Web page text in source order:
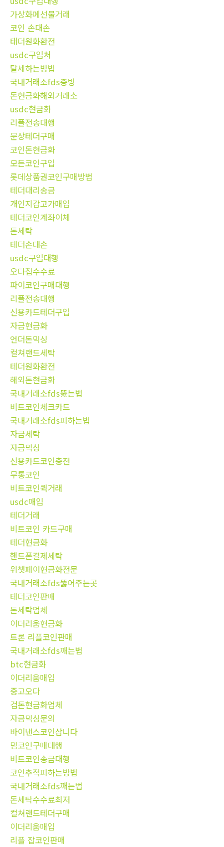
가상화폐선물거래
코인 손대손
태더원화환전
usdc구입처
탈세하는방법
국내거래소fds증빙
돈현금화해외거래소
usdc현금화
리플전송대행
문상테더구매
코인돈현금화
모든코인구입
롯데상품권코인구매방법
테더대리송금
개인지갑고가매입
테더코인계좌이체
돈세탁
테더손대손
usdc구입대행
오다집수수료
파이코인구매대행
리플전송대행
신용카드테더구입
자금현금화
언더돈믹싱
컬쳐랜드세탁
테더원화환전
해외돈현금화
국내거래소fds뚫는법
비트코인체크카드
국내거래소fds피하는법
자금세탁
자금믹싱
신용카드코인충전
무통코인
비트코인퀵거래
usdc매입
테더거래
비트코인 카드구매
테더현금화
핸드폰결제세탁
위챗페이현금화전문
국내거래소fds뚫어주는곳
테더코인판매
돈세탁업체
이더리움현금화
트론 리플코인판매
국내거래소fds깨는법
btc현금화
이더리움매입
중고오다
검돈현금화업체
자금믹싱문의
바이낸스코인삽니다
밈코인구매대행
비트코인송금대행
코인추적피하는방법
국내거래소fds깨는법
돈세탁수수료최저
컬쳐랜드테더구매
이더리움매입
리플 잡코인판매